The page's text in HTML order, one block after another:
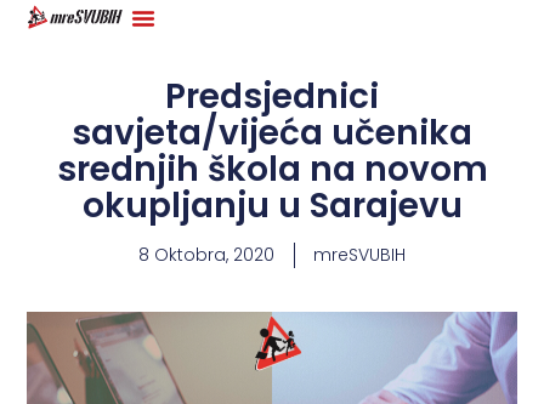
Predsjednici
savjeta/vijeća učenika
srednjih škola na novom
okupljanju u Sarajevu
8 Oktobra, 2020 mreSVUBIH